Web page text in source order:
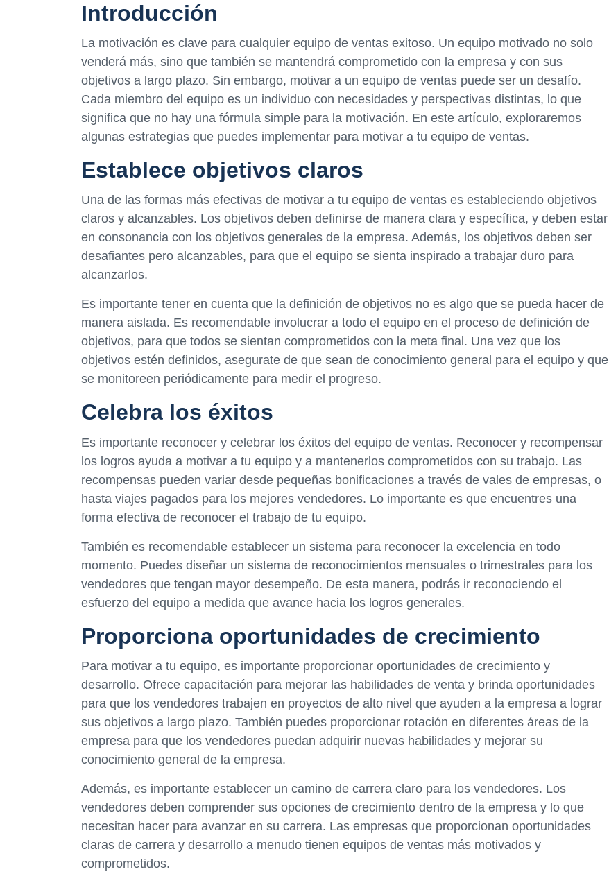
Introducción
La motivación es clave para cualquier equipo de ventas exitoso. Un equipo motivado no solo
venderá más, sino que también se mantendrá comprometido con la empresa y con sus
objetivos a largo plazo. Sin embargo, motivar a un equipo de ventas puede ser un desafío.
Cada miembro del equipo es un individuo con necesidades y perspectivas distintas, lo que
significa que no hay una fórmula simple para la motivación. En este artículo, exploraremos
algunas estrategias que puedes implementar para motivar a tu equipo de ventas.
Establece objetivos claros
Una de las formas más efectivas de motivar a tu equipo de ventas es estableciendo objetivos
claros y alcanzables. Los objetivos deben definirse de manera clara y específica, y deben estar
en consonancia con los objetivos generales de la empresa. Además, los objetivos deben ser
desafiantes pero alcanzables, para que el equipo se sienta inspirado a trabajar duro para
alcanzarlos.
Es importante tener en cuenta que la definición de objetivos no es algo que se pueda hacer de
manera aislada. Es recomendable involucrar a todo el equipo en el proceso de definición de
objetivos, para que todos se sientan comprometidos con la meta final. Una vez que los
objetivos estén definidos, asegurate de que sean de conocimiento general para el equipo y que
se monitoreen periódicamente para medir el progreso.
Celebra los éxitos
Es importante reconocer y celebrar los éxitos del equipo de ventas. Reconocer y recompensar
los logros ayuda a motivar a tu equipo y a mantenerlos comprometidos con su trabajo. Las
recompensas pueden variar desde pequeñas bonificaciones a través de vales de empresas, o
hasta viajes pagados para los mejores vendedores. Lo importante es que encuentres una
forma efectiva de reconocer el trabajo de tu equipo.
También es recomendable establecer un sistema para reconocer la excelencia en todo
momento. Puedes diseñar un sistema de reconocimientos mensuales o trimestrales para los
vendedores que tengan mayor desempeño. De esta manera, podrás ir reconociendo el
esfuerzo del equipo a medida que avance hacia los logros generales.
Proporciona oportunidades de crecimiento
Para motivar a tu equipo, es importante proporcionar oportunidades de crecimiento y
desarrollo. Ofrece capacitación para mejorar las habilidades de venta y brinda oportunidades
para que los vendedores trabajen en proyectos de alto nivel que ayuden a la empresa a lograr
sus objetivos a largo plazo. También puedes proporcionar rotación en diferentes áreas de la
empresa para que los vendedores puedan adquirir nuevas habilidades y mejorar su
conocimiento general de la empresa.
Además, es importante establecer un camino de carrera claro para los vendedores. Los
vendedores deben comprender sus opciones de crecimiento dentro de la empresa y lo que
necesitan hacer para avanzar en su carrera. Las empresas que proporcionan oportunidades
claras de carrera y desarrollo a menudo tienen equipos de ventas más motivados y
comprometidos.